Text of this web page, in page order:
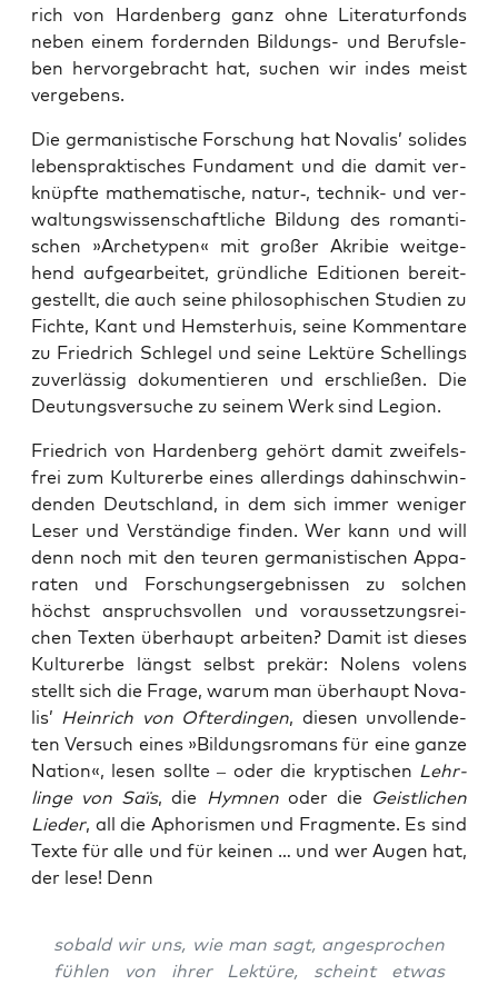
rich von Har­den­berg ganz ohne Lite­ra­tur­fonds
neben einem for­dern­den Bil­dungs- und Berufs­le­
ben her­vor­ge­bracht hat, suchen wir indes meist
vergebens.
Die ger­ma­nis­ti­sche For­schung hat Nova­lis’ soli­des
lebens­prak­ti­sches Fun­da­ment und die damit ver­
knüpf­te mathe­ma­ti­sche, natur‑, tech­nik- und ver­
wal­tungs­wis­sen­schaft­li­che Bil­dung des roman­ti­
schen »Arche­ty­pen« mit gro­ßer Akri­bie weit­ge­
hend auf­ge­ar­bei­tet, gründ­li­che Edi­tio­nen bereit­
ge­stellt, die auch sei­ne phi­lo­so­phi­schen Stu­di­en zu
Fich­te, Kant und Hems­ter­huis, sei­ne Kom­men­ta­re
zu Fried­rich Schle­gel und sei­ne Lek­tü­re Schel­lings
zuver­läs­sig doku­men­tie­ren und erschlie­ßen. Die
Deu­tungs­ver­su­che zu sei­nem Werk sind Legion.
Fried­rich von Har­den­berg gehört damit zwei­fels­
frei zum Kul­tur­er­be eines aller­dings dahin­schwin­
den­den Deutsch­land, in dem sich immer weni­ger
Leser und Ver­stän­di­ge fin­den. Wer kann und will
denn noch mit den teu­ren ger­ma­nis­ti­schen Appa­
ra­ten und For­schungs­er­geb­nis­sen zu sol­chen
höchst anspruchs­vol­len und vor­aus­set­zungs­rei­
chen Tex­ten über­haupt arbei­ten? Damit ist die­ses
Kul­tur­er­be längst selbst pre­kär: Nolens volens
stellt sich die Fra­ge, war­um man über­haupt Nova­
lis’ Hein­rich von ­Ofter­din­gen, die­sen unvoll­ende­
ten Ver­such eines »Bil­dungs­ro­mans für eine gan­ze
Nati­on«, lesen soll­te – oder die kryp­ti­schen Lehr­
lin­ge von Saïs, die Hym­nenoder die Geist­li­chen
Lie­der, all die Apho­ris­men und Frag­men­te. Es sind
Tex­te für alle und für kei­nen … und wer Augen hat,
der lese! Denn
sobald wir uns, wie man sagt, ange­spro­chen
füh­len von ihrer Lek­tü­re, scheint etwas